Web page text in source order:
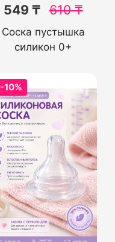
549 ₸ 610₸
Соска пустышка
силикон 0+
-10%